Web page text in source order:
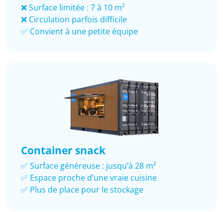
❌ Surface limitée : 7 à 10 m²
❌ Circulation parfois difficile
✅ Convient à une petite équipe
Container snack
✅ Surface généreuse : jusqu’à 28 m²
✅ Espace proche d’une vraie cuisine
✅ Plus de place pour le stockage